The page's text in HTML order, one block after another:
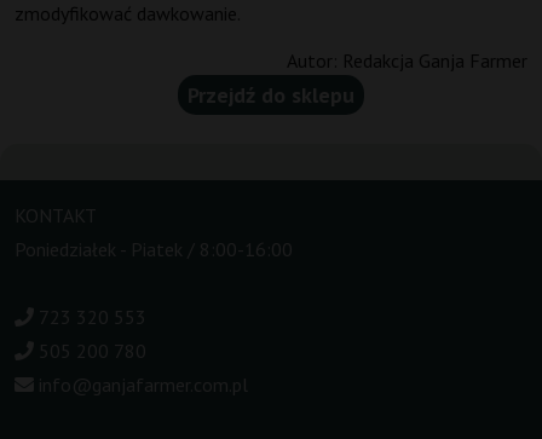
zmodyfikować dawkowanie.
Autor: Redakcja Ganja Farmer
Przejdź do sklepu
KONTAKT
Poniedziałek - Piatek / 8:00-16:00
723 320 553
505 200 780
info@ganjafarmer.com.pl